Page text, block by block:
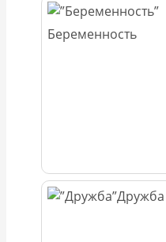
Беременность
Дружба